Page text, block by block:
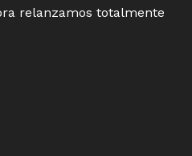
relanzamos totalmente